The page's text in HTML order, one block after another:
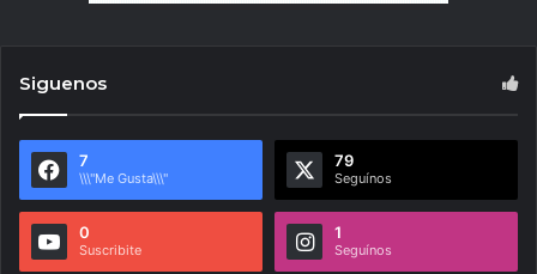
Siguenos
7
\\\"Me Gusta\\\"
79
Seguínos
0
Suscribite
1
Seguínos